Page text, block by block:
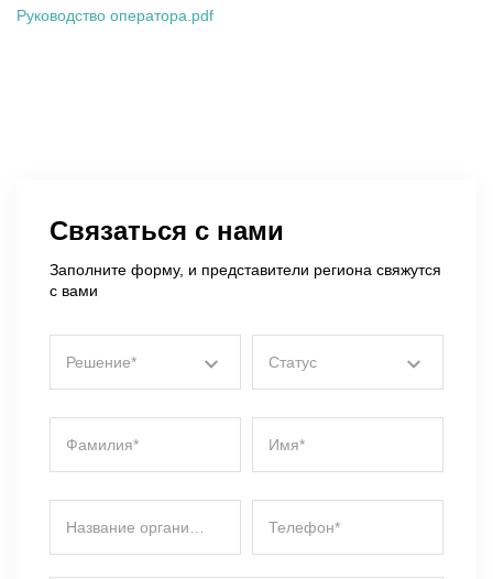
Руководство оператора.pdf
Связаться с нами
Заполните форму, и представители региона свяжутся
с вами
Решение* Статус
Фамилия* Имя*
Телефон*